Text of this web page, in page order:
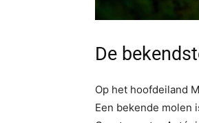
De
Op het hoofdeiland
Een bekende molen